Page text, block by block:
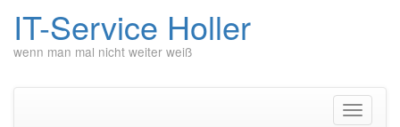
IT-Service Holler
wenn man mal nicht weiter weiß